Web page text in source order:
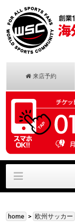
来店予約
お申し込みの流れ
home > 欧州サッカー